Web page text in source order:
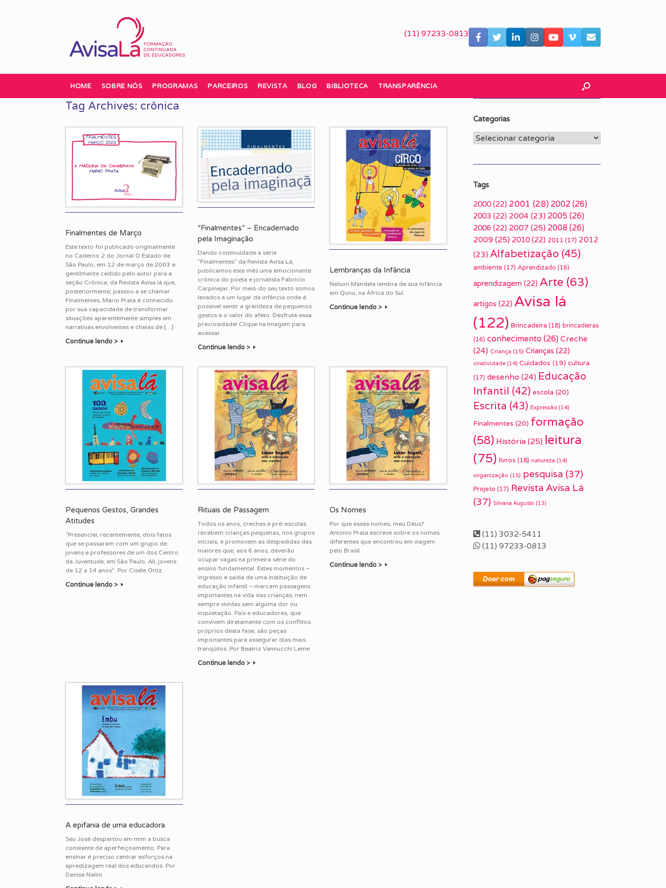
(11) 97233-0813
HOME SOBRE NÓS PROGRAMAS PARCEIROS REVISTA BLOG BIBLIOTECA TRANSPARÊNCIA
Tag Archives: crônica
Finalmentes de Março
Este texto foi publicado originalmente
no Caderno 2 do Jornal O Estado de
São Paulo, em 12 de março de 2003 e
gentilmente cedido pelo autor para a
seção Crônica, da Revista Avisa lá que,
posteriormente, passou a se chamar
Finalmentes. Mário Prata é conhecido
por sua capacidade de transformar
situações aparentemente simples em
narrativas envolventes e cheias de […]
Continue lendo >
“Finalmentes” – Encadernado
pela Imaginação
Dando continuidade à série
“Finalmentes” da Revista Avisa Lá,
publicamos este mês uma emocionante
crônica do poeta e jornalista Fabrício
Carpinejar. Por meio do seu texto somos
levados a um lugar da infância onde é
possível sentir a grandeza de pequenos
gestos e o valor do afeto. Desfrute essa
preciosidade! Clique na imagem para
acessar.
Continue lendo >
Lembranças da Infância
Nelson Mandela lembra de sua infância
em Qunu, na África do Sul
Continue lendo >
Pequenos Gestos, Grandes
Atitudes
“Presenciei, recentemente, dois fatos
que se passaram com um grupo de
jovens e professores de um dos Centro
da Juventude, em São Paulo. Ali, jovens
de 12 a 14 anos”. Por Cisele Ortiz
Continue lendo >
Rituais de Passagem
Todos os anos, creches e pré-escolas
recebem crianças pequenas, nos grupos
iniciais, e promovem as despedidas das
maiores que, aos 6 anos, deverão
ocupar vagas na primeira série do
ensino fundamental. Estes momentos –
ingresso e saída de uma instituição de
educação infantil – marcam passagens
importantes na vida das crianças, nem
sempre vividas sem alguma dor ou
inquietação. Pais e educadores, que
convivem diretamente com os conflitos
próprios desta fase, são peças
importantes para assegurar dias mais
tranqüilos. Por Beatriz Vannucchi Leme
Continue lendo >
Os Nomes
Por que esses nomes, meu Deus?
Antonio Prata escreve sobre os nomes
diferentes que encontrou em viagem
pelo Brasil
Continue lendo >
A epifania de uma educadora
Seu José despertou em mim a busca
constante de aperfeiçoamento. Para
ensinar é preciso centrar esforços na
apredizagem real dos educandos. Por
Denise Nalini
Categorias
Categorias
Tags
2000 (22) 2001 (28) 2002(26)
2003 (22) 2004 (23) 2005 (26)
2006 (22) 2007 (25) 2008(26)
2009(25) 2010 (22) 2011 (17) 2012
(23) Alfabetização (45)
ambiente (17) Aprendizado (16)
aprendizagem (22) Arte (63)
artigos (22) Avisa lá
(122) Brincadeira (18) brincadeiras
(16) conhecimento(26) Creche
(24) Criança (15) Crianças (22)
criatividade (14) Cuidados (19) cultura
(17) desenho (24) Educação
Infantil (42) escola (20)
Escrita (43) Expressão (14)
Finalmentes (20) formação
(58) História(25) leitura
(75) livros (18) natureza (14)
organização (15) pesquisa (37)
Projeto (17) Revista Avisa Lá
(37) Silvana Augusto (13)
(11) 3032-5411
(11) 97233-0813